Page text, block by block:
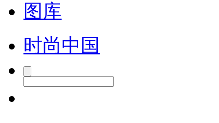
图库
时尚中国